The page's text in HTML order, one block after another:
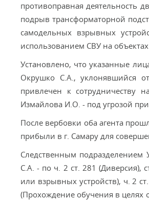
противоправная деятельность
подрыв трансформаторной
самодельных взрывных
использованием СВУ на
Установлено, что указанные
Окрушко С.А., уклонявшийся
привлечен к сотрудничеству
Измайлова И.О. - под угрозой
После вербовки оба агента
прибыли в г. Самару для
Следственным
С.А. - по ч. 2 ст. 281 (Диверсия),
или взрывных устройств), ч. 2
(Прохождение обучения в целях